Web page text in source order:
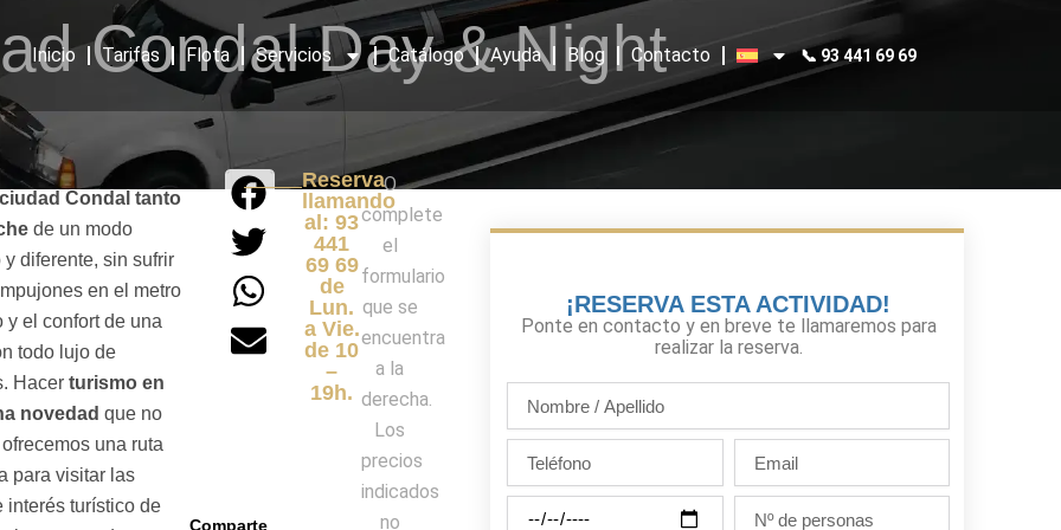
Inicio Tarifas Flota Servicios Catálogo Ayuda Blog Contacto 📞 93 441 69 69
Condal Day & Night
Condal tanto
de un modo
diferente, sin sufrir
en el metro
y el confort de una
todo lujo de
Hacerturismo en
novedad que no
una ruta
para visitar las
interés turístico de
Comparte
Reserva
llamando
al: 93
441
69 69
de
Lun.
a Vie.
de 10
–
19h.
O
complete
el
formulario
que se
encuentra
a la
derecha.
Los
precios
indicados
no
¡RESERVA ESTA ACTIVIDAD!
Ponte en contacto y en breve te llamaremos para
realizar la reserva.
Apellido